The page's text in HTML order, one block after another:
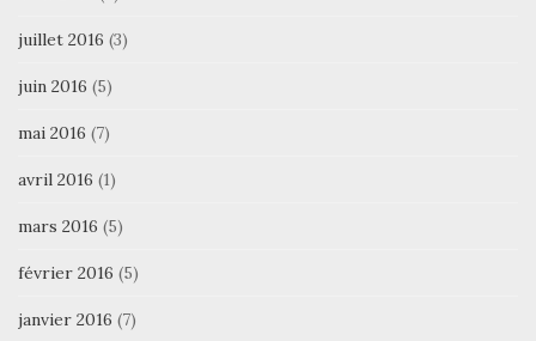
juillet 2016 (3)
juin 2016 (5)
mai 2016 (7)
avril 2016 (1)
mars 2016 (5)
février 2016 (5)
janvier 2016 (7)